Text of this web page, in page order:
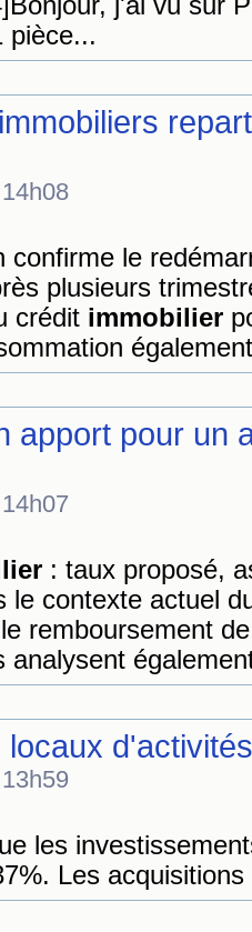
pièce...
confirme le
plusieurs
crédit immobilier
apport pour un
: taux proposé,
le contexte actuel
remboursement
analysent
locaux
les
Les